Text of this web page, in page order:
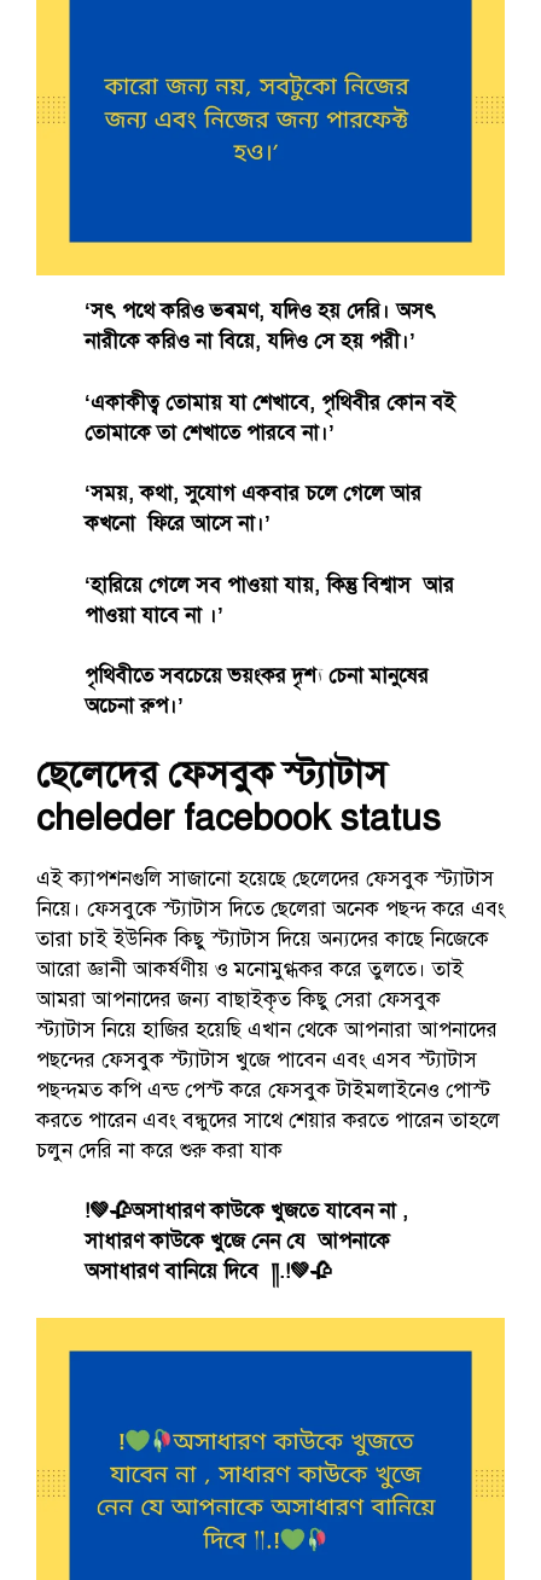
‘সৎ পথে করিও ভ্ৰমণ, যদিও হয় দেরি। অসৎ
নারীকে করিও না বিয়ে, যদিও সে হয় পরী।’
‘একাকীত্ব তোমায় যা শেখাবে, পৃথিবীর কোন বই
তোমাকে তা শেখাতে পারবে না।’
‘সময়, কথা, সুযোগ একবার চলে গেলে আর
কখনো ফিরে আসে না।’
‘হারিয়ে গেলে সব পাওয়া যায়, কিন্তু বিশ্বাস আর
পাওয়া যাবে না ।’
পৃথিবীতে সবচেয়ে ভয়ংকর দৃশ্য চেনা মানুষের
অচেনা রুপ।’
ছেলেদের ফেসবুক স্ট্যাটাস
cheleder facebook status
এই ক্যাপশনগুলি সাজানো হয়েছে ছেলেদের ফেসবুক স্ট্যাটাস
নিয়ে। ফেসবুকে স্ট্যাটাস দিতে ছেলেরা অনেক পছন্দ করে এবং
তারা চাই ইউনিক কিছু স্ট্যাটাস দিয়ে অন্যদের কাছে নিজেকে
আরো জ্ঞানী আকর্ষণীয় ও মনোমুগ্ধকর করে তুলতে‌। তাই
আমরা আপনাদের জন্য বাছাইকৃত কিছু সেরা ফেসবুক
স্ট্যাটাস নিয়ে হাজির হয়েছি এখান থেকে আপনারা আপনাদের
পছন্দের ফেসবুক স্ট্যাটাস খুজে পাবেন এবং এসব স্ট্যাটাস
পছন্দমত কপি এন্ড পেস্ট করে ফেসবুক টাইমলাইনেও পোস্ট
করতে পারেন এবং বন্ধুদের সাথে শেয়ার করতে পারেন তাহলে
চলুন দেরি না করে শুরু করা যাক
!💚🥀অসাধারণ কাউকে খুজতে যাবেন না ,
সাধারণ কাউকে খুজে নেন যে আপনাকে
অসাধারণ বানিয়ে দিবে ༎.!💚🥀